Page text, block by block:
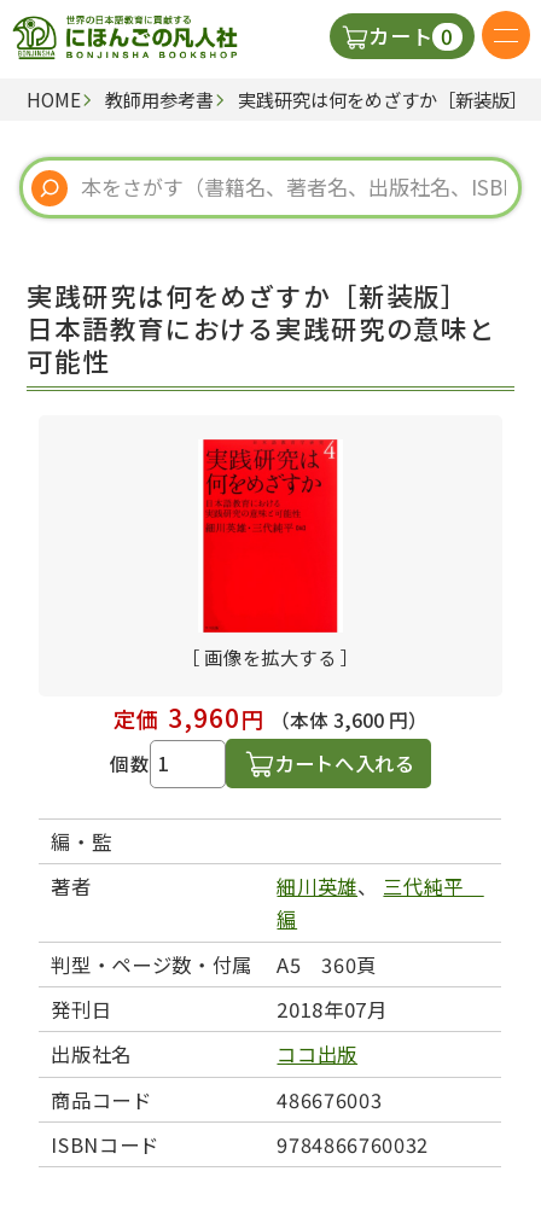
カート 0
日本語の教科書
視聴覚・補助教材
教師用参考書
HOME 教師用参考書 実践研究は何をめざすか［新装版
実践研究は何をめざすか［新装版］
日本語教育における実践研究の意味と
可能性
［ 画像を拡大する ］
定価 3,960円
（本体 3,600 円）
個数
カートへ入れる
編・監
著者
細川英雄、 三代純平
編
判型・ページ数・付属
A5 360頁
発刊日
2018年07月
出版社名
ココ出版
商品コード
486676003
ISBNコード
9784866760032